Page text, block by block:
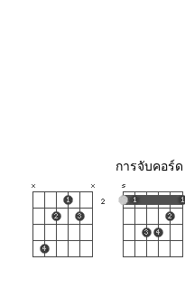
การจับคอร์